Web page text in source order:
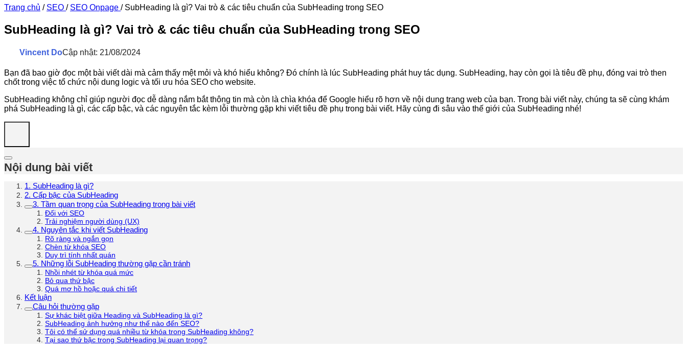
Trang chủ / SEO / SEO Onpage / SubHeading là gì? Vai trò & các tiêu chuẩn của SubHeading trong SEO
SubHeading là gì? Vai trò & các tiêu chuẩn của SubHeading trong SEO
Vincent DoCập nhật: 21/08/2024
Bạn đã bao giờ đọc một bài viết dài mà cảm thấy mệt mỏi và khó hiểu không? Đó chính là lúc SubHeading phát huy tác dụng. SubHeading, hay còn gọi là tiêu đề phụ, đóng vai trò then
chốt trong việc tổ chức nội dung logic và tối ưu hóa SEO cho website.
SubHeading không chỉ giúp người đọc dễ dàng nắm bắt thông tin mà còn là chìa khóa để Google hiểu rõ hơn về nội dung trang web của bạn. Trong bài viết này, chúng ta sẽ cùng khám
phá SubHeading là gì, các cấp bậc, và các nguyên tắc kèm lỗi thường gặp khi viết tiêu đề phụ trong bài viết. Hãy cùng đi sâu vào thế giới của SubHeading nhé!
Nội dung bài viết
1. SubHeading là gì?
2. Cấp bậc của SubHeading
3. Tầm quan trọng của SubHeading trong bài viết
Đối với SEO
Trải nghiệm người dùng (UX)
4. Nguyên tắc khi viết SubHeading
Rõ ràng và ngắn gọn
Chèn từ khóa SEO
Duy trì tính nhất quán
5. Những lỗi SubHeading thường gặp cần tránh
Nhồi nhét từ khóa quá mức
Bỏ qua thứ bậc
Quá mơ hồ hoặc quá chi tiết
Kết luận
Câu hỏi thường gặp
Sự khác biệt giữa Heading và SubHeading là gì?
SubHeading ảnh hưởng như thế nào đến SEO?
Tôi có thể sử dụng quá nhiều từ khóa trong SubHeading không?
Tại sao thứ bậc trong SubHeading lại quan trọng?